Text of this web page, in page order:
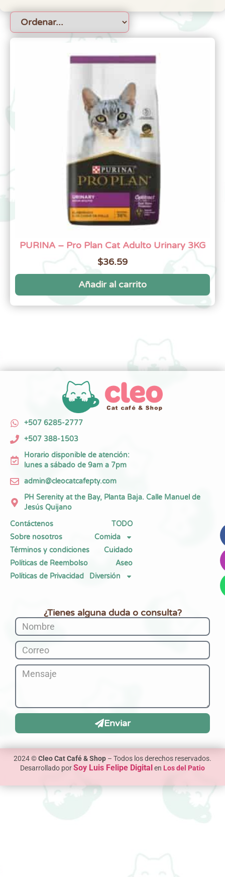
PURINA – Pro Plan Cat Adulto Urinary 3KG
$36.59
Añadir al carrito
+507 6285-2777
+507 388-1503
Horario disponible de atención:
lunes a sábado de 9am a 7pm
admin@cleocatcafepty.com
PH Serenity at the Bay, Planta Baja. Calle Manuel de
Jesús Quijano
Contáctenos
Sobre nosotros
Términos y condiciones
Políticas de Reembolso
Políticas de Privacidad
TODO
Comida
Cuidado
Aseo
Diversión
¿Tienes alguna duda o consulta?
Enviar
2024 ©Cleo Cat Café & Shop – Todos los derechos reservados.
Desarrollado porSoy Luis Felipe Digital en Los del Patio